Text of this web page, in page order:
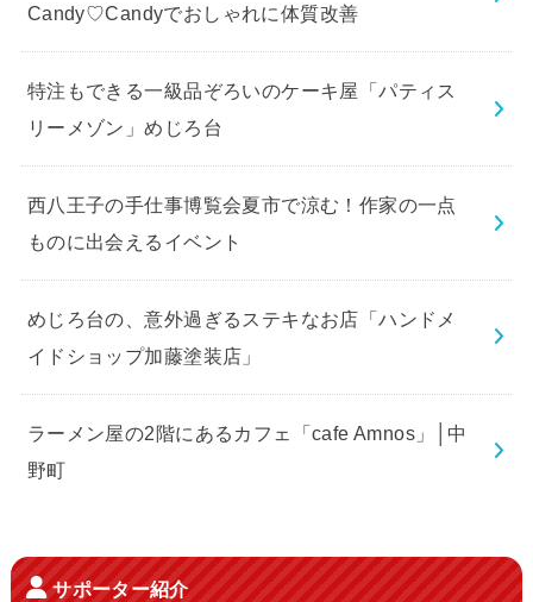
Candy♡Candyでおしゃれに体質改善
特注もできる一級品ぞろいのケーキ屋「パティス
リーメゾン」めじろ台
西八王子の手仕事博覧会夏市で涼む！作家の一点
ものに出会えるイベント
めじろ台の、意外過ぎるステキなお店「ハンドメ
イドショップ加藤塗装店」
ラーメン屋の2階にあるカフェ「cafe Amnos」│中
野町
サポーター紹介